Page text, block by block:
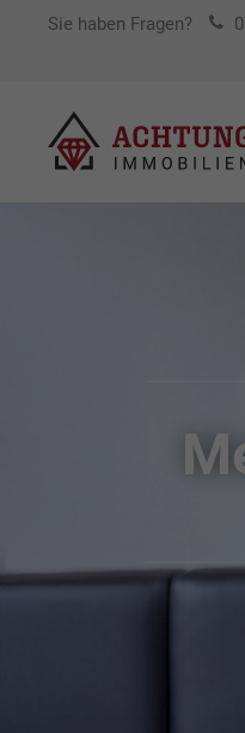
Sie haben Fragen?